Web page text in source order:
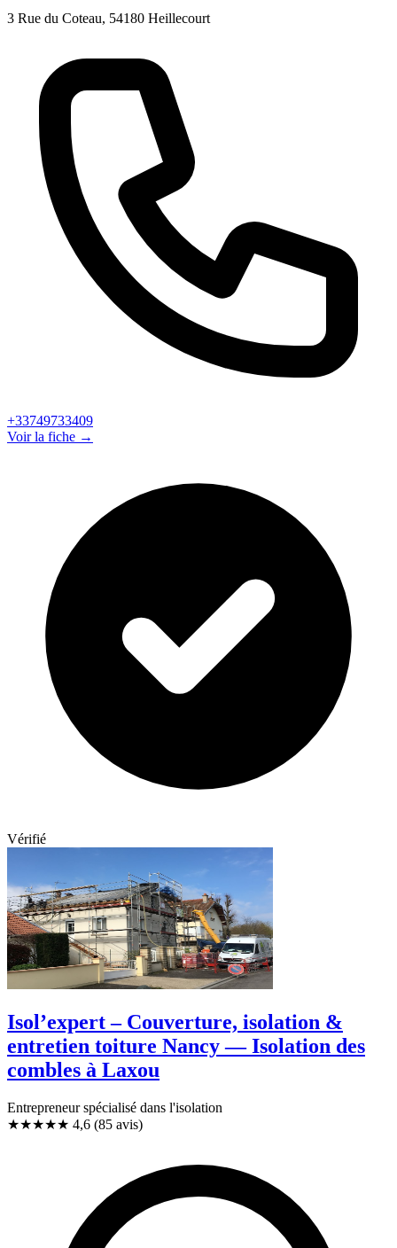
3 Rue du Coteau, 54180 Heillecourt
+33749733409
Voir la fiche →
Vérifié
Isol’expert – Couverture, isolation &
entretien toiture Nancy — Isolation des
combles à Laxou
Entrepreneur spécialisé dans l'isolation
★★★★★ 4,6 (85 avis)